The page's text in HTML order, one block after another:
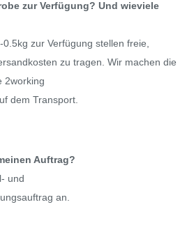
zur Verfügung? Und wieviele
zur Verfügung stellen freie,
zu tragen. Wir machen die
2working
dem Transport.
Auftrag?
und
an.